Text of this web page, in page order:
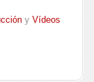
y Vídeos